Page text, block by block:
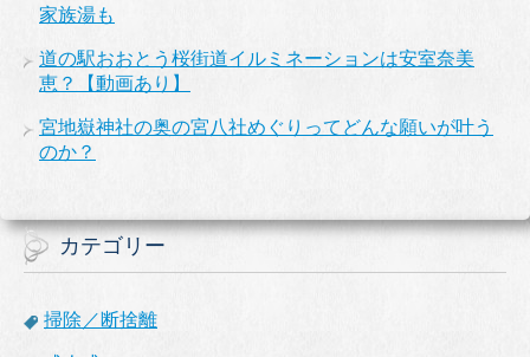
家族湯も
道の駅おおとう桜街道イルミネーションは安室奈美
恵？【動画あり】
宮地嶽神社の奥の宮八社めぐりってどんな願いが叶う
のか？
カテゴリー
掃除／断捨離